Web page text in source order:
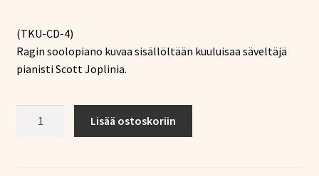
(TKU-CD-4)
Ragin soolopiano kuvaa sisällöltään kuuluisaa säveltäjä
pianisti Scott Joplinia.
Lisää ostoskoriin